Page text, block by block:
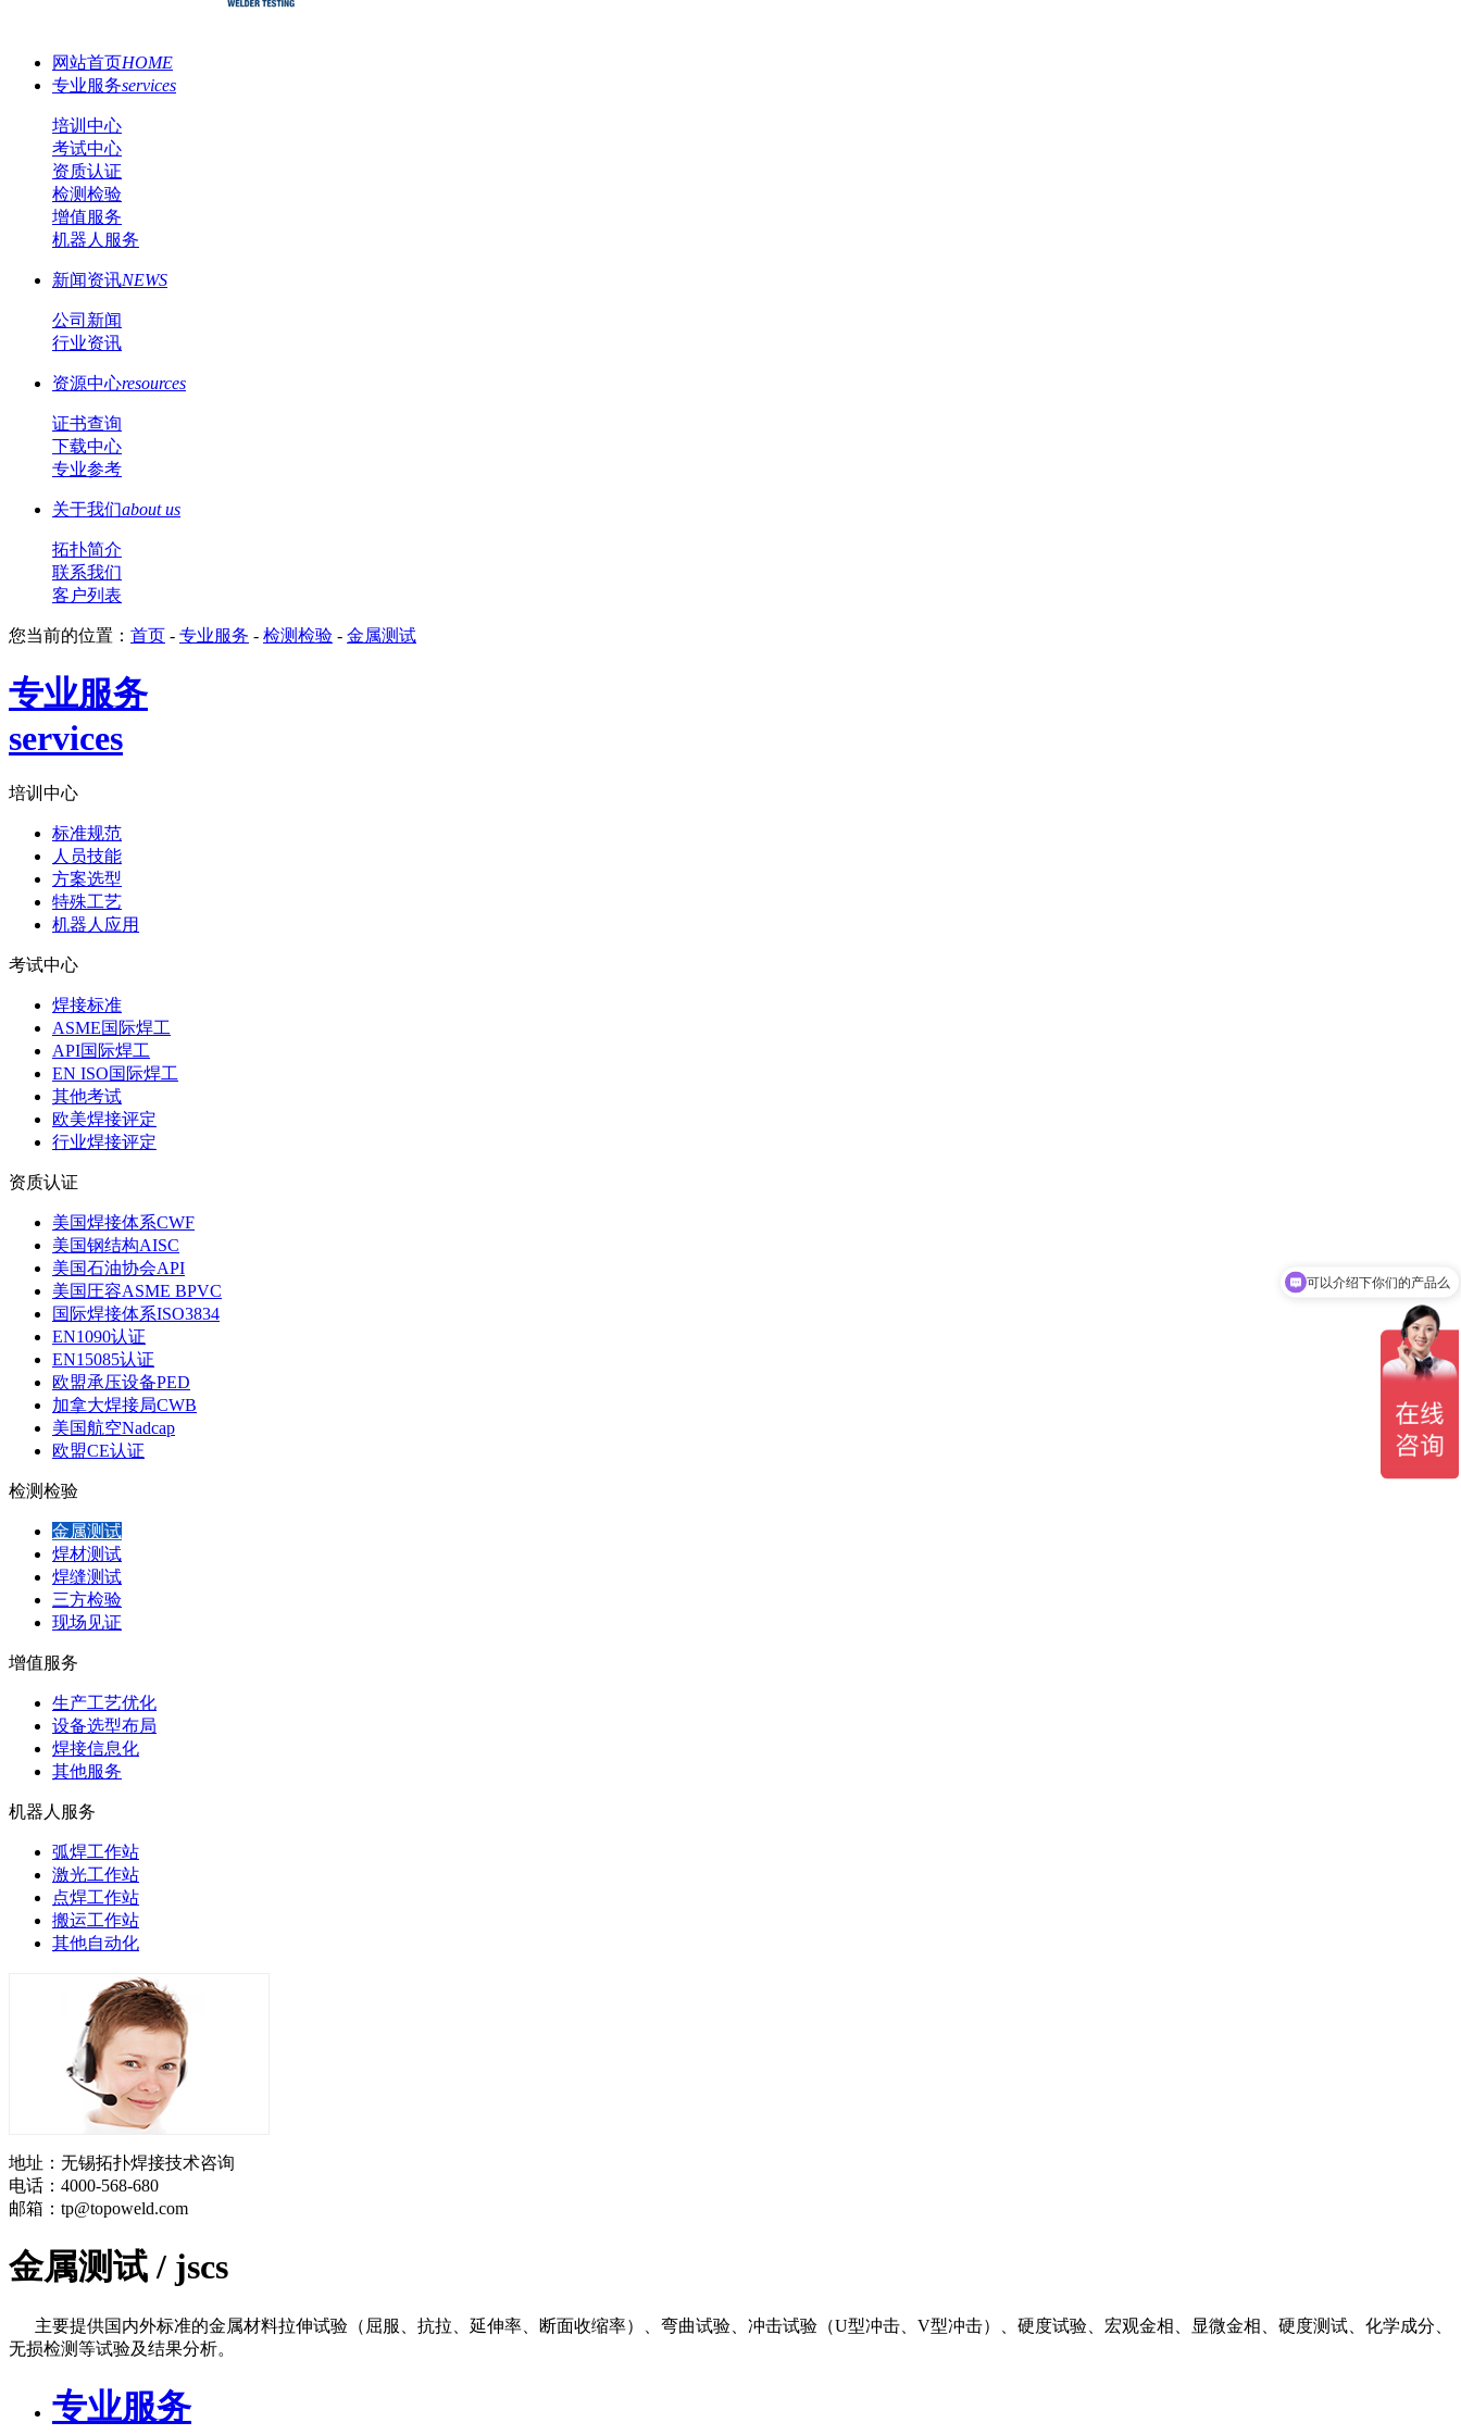
网站首页HOME
专业服务services
培训中心
考试中心
资质认证
检测检验
增值服务
机器人服务
新闻资讯NEWS
公司新闻
行业资讯
资源中心resources
证书查询
下载中心
专业参考
关于我们about us
拓扑简介
联系我们
客户列表
您当前的位置 ： 首页 - 专业服务 - 检测检验 - 金属测试
专业服务
services
培训中心
标准规范
人员技能
方案选型
特殊工艺
机器人应用
考试中心
焊接标准
ASME国际焊工
API国际焊工
EN ISO国际焊工
其他考试
欧美焊接评定
行业焊接评定
资质认证
美国焊接体系CWF
美国钢结构AISC
美国石油协会API
美国圧容ASME BPVC
国际焊接体系ISO3834
EN1090认证
EN15085认证
欧盟承压设备PED
加拿大焊接局CWB
美国航空Nadcap
欧盟CE认证
检测检验
金属测试
焊材测试
焊缝测试
三方检验
现场见证
增值服务
生产工艺优化
设备选型布局
焊接信息化
其他服务
机器人服务
弧焊工作站
激光工作站
点焊工作站
搬运工作站
其他自动化
地址：无锡拓扑焊接技术咨询
电话：4000-568-680
邮箱：tp@topoweld.com
金属测试 / jscs
主要提供国内外标准的金属材料拉伸试验（屈服、抗拉、延伸率、断面收缩率）、弯曲试验、冲击试验（U型冲击、 V型冲击）、硬度试验、宏观金相、显微金相、硬度测试、化学成分、
无损检测等试验及结果分析。
专业服务
可以介绍下你们的产品么